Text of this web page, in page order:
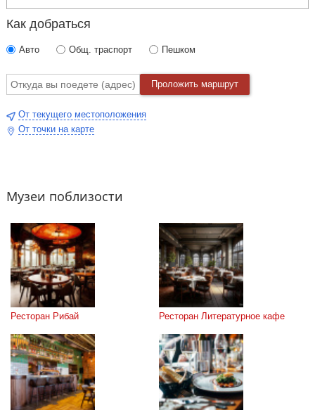
Как добраться
Авто Общ. траспорт Пешком
Проложить маршрут
От текущего местоположения
От точки на карте
Музеи поблизости
Ресторан Рибай Ресторан Литературное кафе